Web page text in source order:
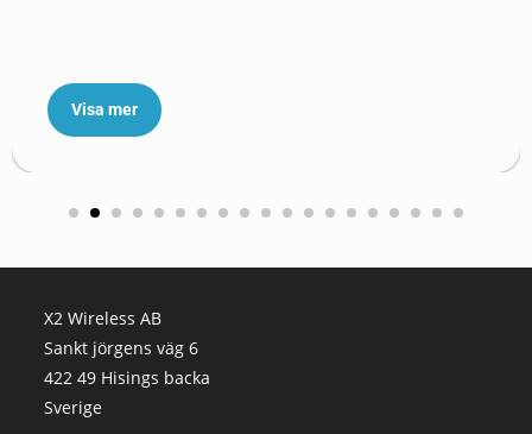
Visa mer
X2 Wireless AB
Sankt jörgens väg 6
422 49 Hisings backa
Sverige